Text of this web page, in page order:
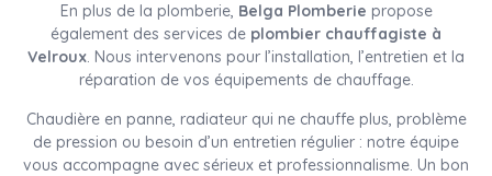
En plus de la plomberie, Belga Plomberie propose
également des services de plombier chauffagiste à
Velroux. Nous intervenons pour l’installation, l’entretien et la
réparation de vos équipements de chauffage.
Chaudière en panne, radiateur qui ne chauffe plus, problème
de pression ou besoin d’un entretien régulier : notre équipe
vous accompagne avec sérieux et professionnalisme. Un bon